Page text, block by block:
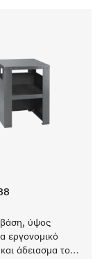
βάση, ύψος
εργονομικό
άδειασμα του